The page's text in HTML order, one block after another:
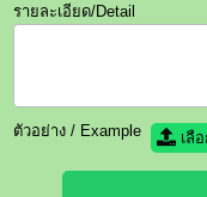
รายละเอียด/Detail
ตัวอย่าง / Example เลื